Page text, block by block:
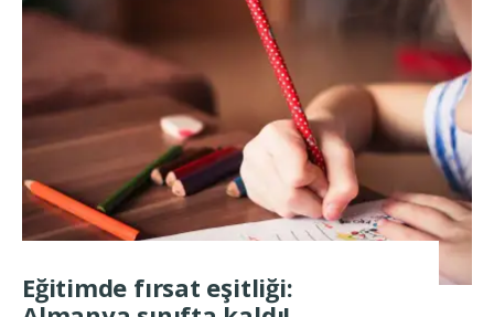
Eğitimde fırsat eşitliği: